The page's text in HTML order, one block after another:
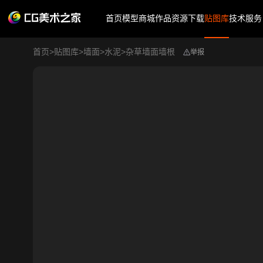
首页模型商城作品资源下载贴图库技术服务
首页>贴图库>墙面>水泥>杂草墙面墙根 举报